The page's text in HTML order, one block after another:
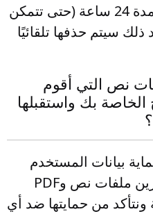
PDF الناتجة على خوادمنا لمدة 24 ساعة (حتى تتمكن
سيتم حذفها تلقائيًا
نص التي أقوم
بك واستقبلها
بيانات المستخدم
على محمل الجد. نقوم بتخزين ملفات نص وPDF
من حمايتها ضد أي